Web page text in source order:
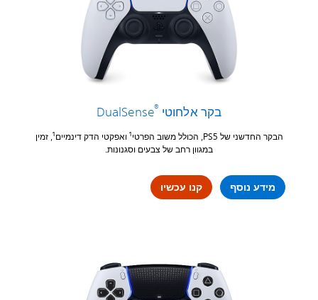
בקר אלחוטי DualSense®
הבקר החדשני של PS5, הכולל משוב הפרטי 1ואפקטי הדק דינמיים1, זמין
במגוון רחב של צבעים וסגנונות.
מידע נוסף קנו עכשיו